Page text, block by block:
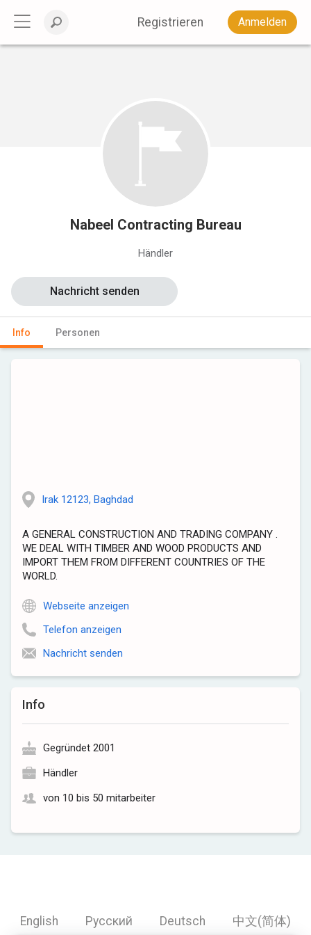
Registrieren Anmelden
Nabeel Contracting Bureau
Händler
Info Personen
Nachricht senden
Info
Gegründet 2001
Händler
von 10 bis 50 mitarbeiter
Irak 12123, Baghdad
A GENERAL CONSTRUCTION AND TRADING COMPANY .
WE DEAL WITH TIMBER AND WOOD PRODUCTS AND
IMPORT THEM FROM DIFFERENT COUNTRIES OF THE
WORLD.
Webseite anzeigen
Telefon anzeigen
Nachricht senden
English Русский Deutsch 中文(简体)